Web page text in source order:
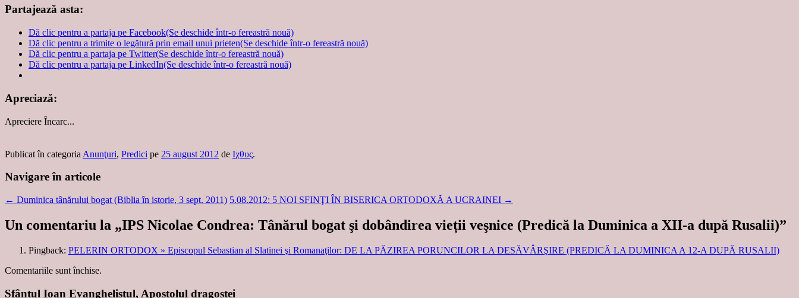
Partajează asta:
Dă clic pentru a partaja pe Facebook(Se deschide într-o fereastră nouă)
Dă clic pentru a trimite o legătură prin email unui prieten(Se deschide într-o fereastră nouă)
Dă clic pentru a partaja pe Twitter(Se deschide într-o fereastră nouă)
Dă clic pentru a partaja pe LinkedIn(Se deschide într-o fereastră nouă)
Apreciază:
Apreciere Încarc...
Publicat în categoria Anunţuri, Predici pe 25 august 2012 de Ιχθυς.
Navigare în articole
← Duminica tânărului bogat (Biblia în istorie, 3 sept. 2011) 5.08.2012: 5 NOI SFINŢI ÎN BISERICA ORTODOXĂ A UCRAINEI →
Un comentariu la „IPS Nicolae Condrea: Tânărul bogat şi dobândirea vieții veşnice (Predică la Duminica a XII-a după Rusalii)”
Pingback: PELERIN ORTODOX » Episcopul Sebastian al Slatinei şi Romanaţilor: DE LA PĂZIREA PORUNCILOR LA DESĂVÂRŞIRE (PREDICĂ LA DUMINICA A 12-A DUPĂ RUSALII)
Comentariile sunt închise.
Sfântul Ioan Evanghelistul, Apostolul dragostei